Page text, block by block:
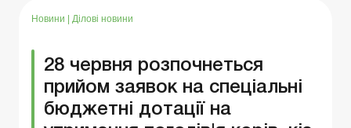
Новини Ділові новини
28 червня розпочнеться
прийом заявок на спеціальні
бюджетні дотації на